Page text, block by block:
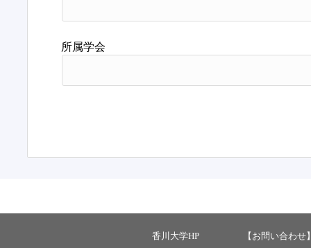
所属学会
香川大学HP 【お問い合わせ